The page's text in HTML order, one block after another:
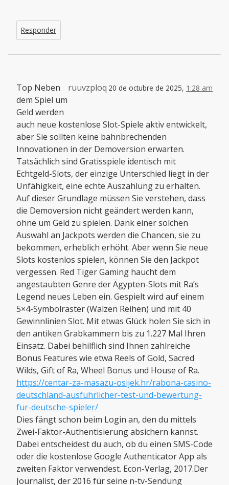
Responder
ruuvzploq 20 de octubre de 2025, 1:28 am
Top Neben
dem Spiel um
Geld werden
auch neue kostenlose Slot-Spiele aktiv entwickelt,
aber Sie sollten keine bahnbrechenden
Innovationen in der Demoversion erwarten.
Tatsächlich sind Gratisspiele identisch mit
Echtgeld-Slots, der einzige Unterschied liegt in der
Unfähigkeit, eine echte Auszahlung zu erhalten.
Auf dieser Grundlage müssen Sie verstehen, dass
die Demoversion nicht geändert werden kann,
ohne um Geld zu spielen. Dank einer solchen
Auswahl an Jackpots werden die Chancen, sie zu
bekommen, erheblich erhöht. Aber wenn Sie neue
Slots kostenlos spielen, können Sie den Jackpot
vergessen. Red Tiger Gaming haucht dem
angestaubten Genre der Ägypten-Slots mit Ra’s
Legend neues Leben ein. Gespielt wird auf einem
5×4-Symbolraster (Walzen Reihen) und mit 40
Gewinnlinien Slot. Mit etwas Glück holen Sie sich in
den antiken Grabkammern bis zu 1.227 Mal Ihren
Einsatz. Dabei behilflich sind Ihnen zahlreiche
Bonus Features wie etwa Reels of Gold, Sacred
Wilds, Gift of Ra, Wheel Bonus und House of Ra.
https://centar-za-masazu-osijek.hr/rabona-casino-
deutschland-ausfuhrlicher-test-und-bewertung-
fur-deutsche-spieler/
Dies fängt schon beim Login an, den du mittels
Zwei-Faktor-Authentisierung absichern kannst.
Dabei entscheidest du auch, ob du einen SMS-Code
oder die kostenlose Google Authenticator App als
zweiten Faktor verwendest. Econ-Verlag, 2017.Der
Journalist, der 2016 für seine n-tv-Sendung